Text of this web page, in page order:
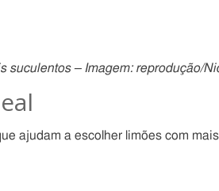
suculentos – Imagem: reprodução/
ajudam a escolher limões com